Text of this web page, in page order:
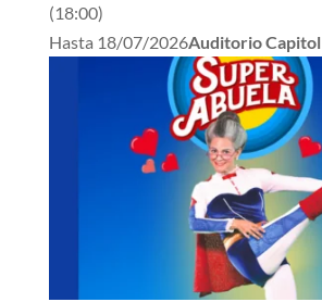
(18:00)
Hasta 18/07/2026Auditorio Capitol